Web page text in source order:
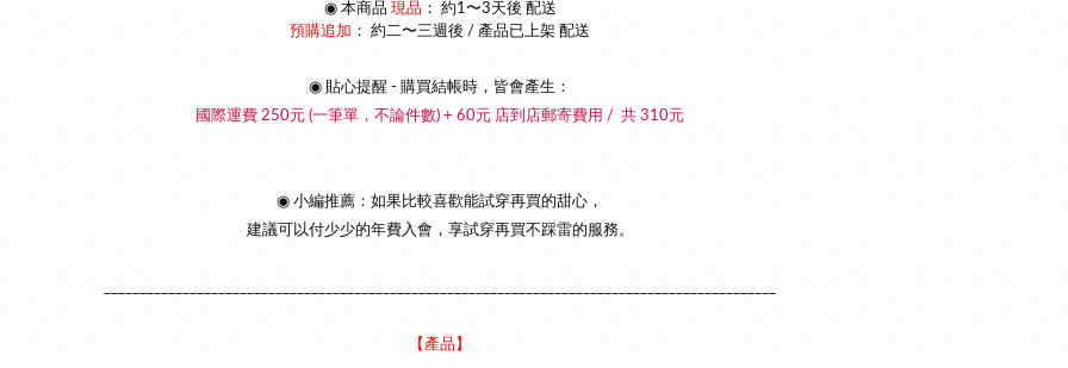
◉ 本商品 現品 ： 約1〜3天後 配送
預購追加 ： 約二〜三週後 / 產品已上架 配送
◉ 貼心提醒 - 購買結帳時，皆會產生：
國際運費 250元 (一筆單，不論件數) + 60元 店到店郵寄費用 / 共 310元
◉ 小編推薦：如果比較喜歡能試穿再買的甜心，
建議可以付少少的年費入會，享試穿再買不踩雷的服務。
【產品】